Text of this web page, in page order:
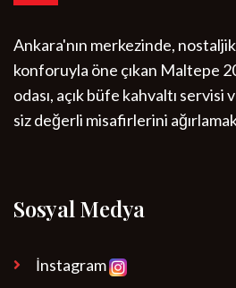
Ankara'nın merkezinde,
konforuyla öne çıkan Maltepe
odası, açık büfe kahvaltı
siz değerli misafirlerini
Sosyal Medya
İnstagram